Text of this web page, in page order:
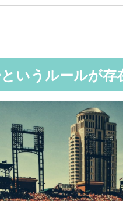
いうルールが存